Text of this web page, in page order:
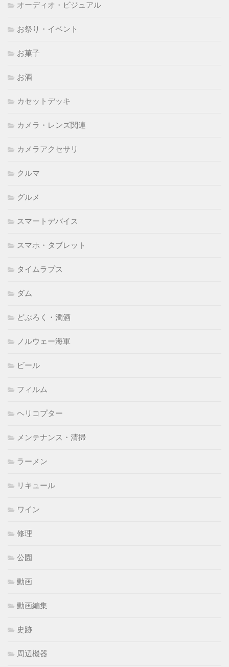
オーディオ・ビジュアル
お祭り・イベント
お菓子
お酒
カセットデッキ
カメラ・レンズ関連
カメラアクセサリ
クルマ
グルメ
スマートデバイス
スマホ・タブレット
タイムラプス
ダム
どぶろく・濁酒
ノルウェー海軍
ビール
フィルム
ヘリコプター
メンテナンス・清掃
ラーメン
リキュール
ワイン
修理
公園
動画
動画編集
史跡
周辺機器